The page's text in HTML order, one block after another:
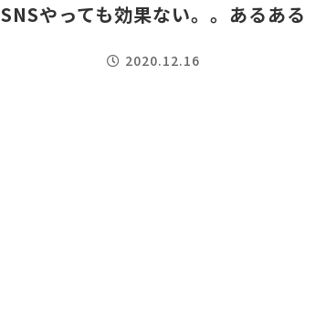
SNSやっても効果ない。。あるある
2020.12.16